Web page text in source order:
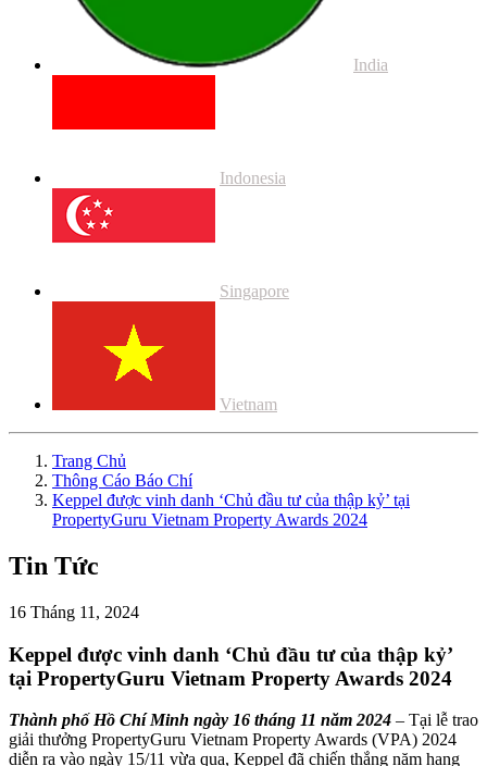
India
Indonesia
Singapore
Vietnam
Trang Chủ
Thông Cáo Báo Chí
Keppel được vinh danh ‘Chủ đầu tư của thập kỷ’ tại
PropertyGuru Vietnam Property Awards 2024
Tin Tức
16 Tháng 11, 2024
Keppel được vinh danh ‘Chủ đầu tư của thập kỷ’
tại PropertyGuru Vietnam Property Awards 2024
Thành phố Hồ Chí Minh ngày 16 tháng 11 năm 2024 – Tại lễ trao
giải thưởng PropertyGuru Vietnam Property Awards (VPA) 2024
diễn ra vào ngày 15/11 vừa qua, Keppel đã chiến thắng năm hạng